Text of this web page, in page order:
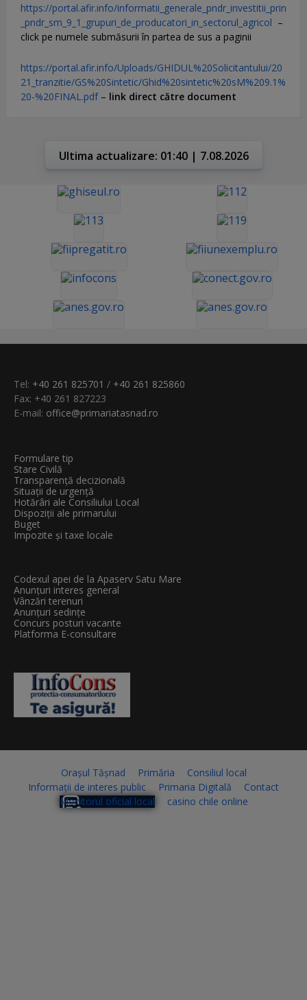
https://portal.afir.info/informatii_generale_pndr_investitii_prin
_pndr_sm_9_1_grupuri_de_producatori_in_sectorul_agricol –
click pe numele submăsurii în partea de sus a paginii
https://portal.afir.info/Uploads/GHIDUL%20Solicitantului/20
21_tranzitie/GS%20Sintetic/Ghid%20sintetic%20sM%209.1%
20-%20FINAL.pdf– link direct către document
Ultima actualizare: 01:40 | 7.08.2026
Tel: +40 261 825701 / +40 261 825860
Fax: +40 261 827223
E-mail: office@primariatasnad.ro
Formulare tip
Stare Civilă
Transparenţă decizională
Situații de urgență
Hotărâri ale Consiliului Local
Dispoziții ale primarului
Buget
Impozite și taxe locale
Codexul apei de la Apaserv Satu Mare
Anunțuri interes general
Vânzări terenuri
Anunțuri sedințe
Concurs posturi vacante
Platforma E-consultare
Orașul Tășnad Primăria
Consiliul local
Informații de interes public
Primaria Digitală
Contact
Monitorul oficial local
casino chile online